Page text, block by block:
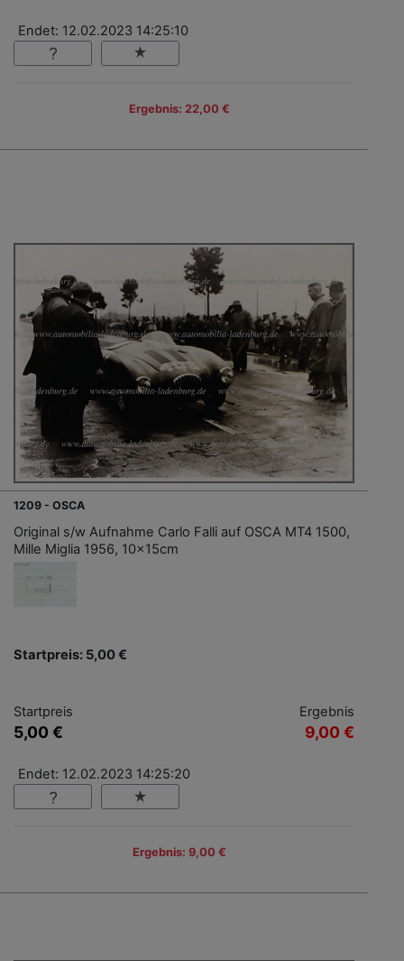
Endet: 12.02.2023 14:25:10
Ergebnis: 22,00 €
1209 - OSCA
Original s/w Aufnahme Carlo Falli auf OSCA MT4 1500,
Mille Miglia 1956, 10x15cm
Startpreis: 5,00 €
Startpreis
5,00 €
Ergebnis
9,00 €
Endet: 12.02.2023 14:25:20
Ergebnis: 9,00 €